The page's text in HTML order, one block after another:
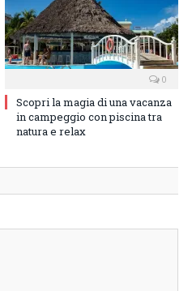
0
Scopri la magia di una vacanza
in campeggio con piscina tra
natura e relax